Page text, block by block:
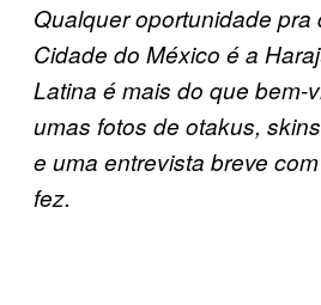
Qualquer oportunidade pra
Cidade do México é a
Latina é mais do que bem-
umas fotos de otakus,
e uma entrevista breve
fez.